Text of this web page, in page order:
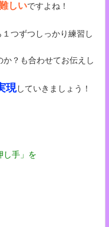
しいですよね！
１つずつしっかり練習し
？も合わせてお伝えし
現していきましょう！
し手」を